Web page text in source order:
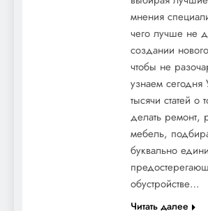
мнения
чего лучше не
создании
чтобы не
узнаем сегодня
тысячи статей о
делать ремонт,
мебель,
буквально
обустройстве…
Читать далее